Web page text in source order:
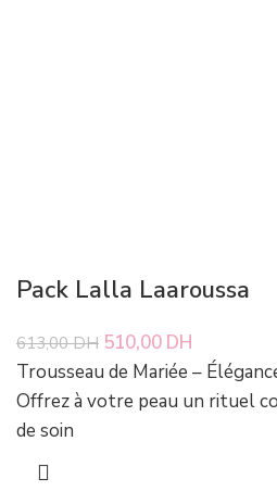
Pack Lalla Laaroussa
613,00DH Le prix initial était :
510,00 DH
Trousseau de Mariée –
Offrez à votre peau un rituel
de soin